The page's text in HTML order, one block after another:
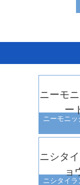
ニーモ
ー
ニーモニッ
ニシタ
ョ
ニシタイラ